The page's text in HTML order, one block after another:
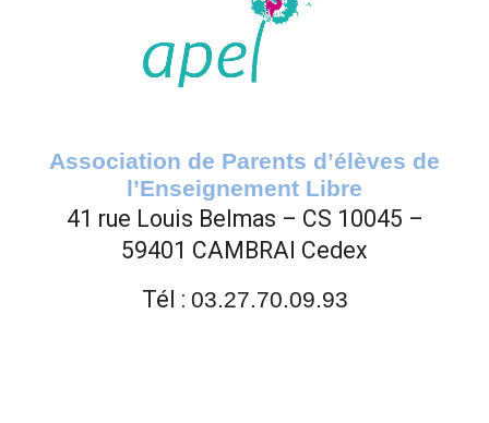
Association de Parents d’élèves de
l’Enseignement Libre
41 rue Louis Belmas – CS 10045 –
59401 CAMBRAI Cedex
Tél : 03.27.70.09.93